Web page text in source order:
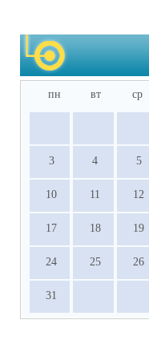
пн вт ср
3 4 5
10 11 12
17 18 19
24 25 26
31